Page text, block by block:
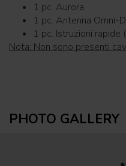
1 pc. Aurora
1 pc. Antenna Omni-
1 pc. Istruzioni rapide
Nota: Non sono presenti
PHOTO GALLERY